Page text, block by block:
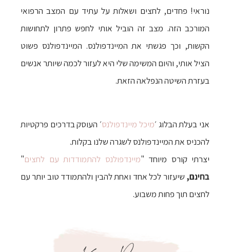
נוראי! פחדים, לחצים ושאלות על עתיד עם המצב הרפואי
המורכב הזה. מצב זה הוביל אותי לחפש פתרון לתחושות
הקשות, וכך פגשתי את המיינדפולנס. המיינדפולנס פשוט
הציל אותי, והיום המשימה שלי היא לעזור לכמה שיותר אנשים
בעזרת השיטה הנפלאה הזאת.
אני בעלת הבלוג ׳מיכל מיינדפולנס׳ העוסק בדרכים פרקטיות
להכניס את המיינדפולנס לשגרה שלנו בקלות.
יצרתי קורס מיוחד "מיינדפולנס להתמודדות עם לחצים"
בחינם, שיעזור לכל אחד ואחת להבין ולהתמודד טוב יותר עם
לחצים תוך פחות משבוע.